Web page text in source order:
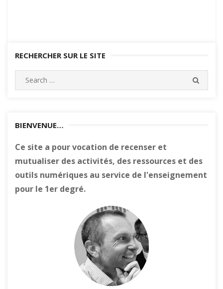
RECHERCHER SUR LE SITE
Search
for:
BIENVENUE…
Ce site a pour vocation de recenser et
mutualiser des activités, des ressources et des
outils numériques au service de l'enseignement
pour le 1er degré.